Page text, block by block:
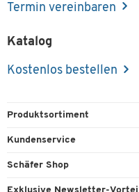
Termin vereinbaren
Katalog
Kostenlos bestellen
Produktsortiment
Büroausstattung
Kundenservice
Direktbestellung
Schäfer Shop
Services & Leistungen